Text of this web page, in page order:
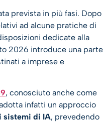
prevista in più fasi. Dopo
ad alcune pratiche di
dedicate alla
2026 introduce una parte
a imprese e
, conosciuto anche come
infatti un approccio
sistemi di IA, prevedendo